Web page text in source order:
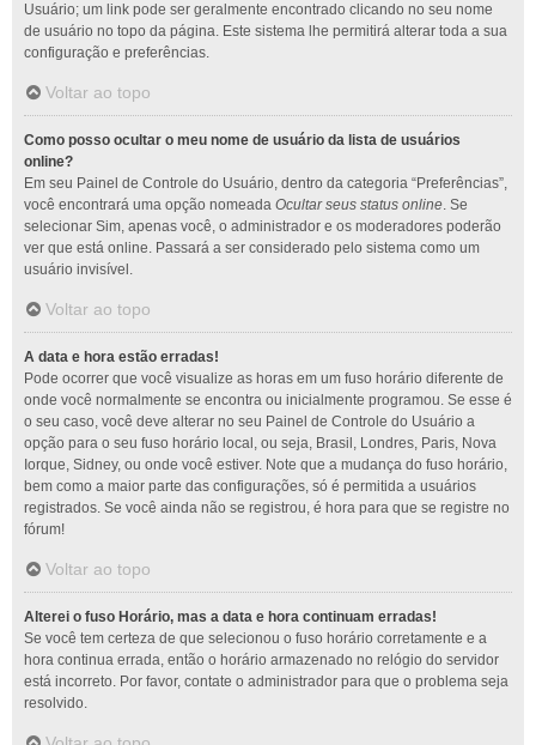
Usuário; um link pode ser geralmente encontrado clicando no seu nome
de usuário no topo da página. Este sistema lhe permitirá alterar toda a sua
configuração e preferências.
Voltar ao topo
Como posso ocultar o meu nome de usuário da lista de usuários
online?
Em seu Painel de Controle do Usuário, dentro da categoria “Preferências”,
você encontrará uma opção nomeada Ocultar seus status online. Se
selecionar Sim, apenas você, o administrador e os moderadores poderão
ver que está online. Passará a ser considerado pelo sistema como um
usuário invisível.
Voltar ao topo
A data e hora estão erradas!
Pode ocorrer que você visualize as horas em um fuso horário diferente de
onde você normalmente se encontra ou inicialmente programou. Se esse é
o seu caso, você deve alterar no seu Painel de Controle do Usuário a
opção para o seu fuso horário local, ou seja, Brasil, Londres, Paris, Nova
Iorque, Sidney, ou onde você estiver. Note que a mudança do fuso horário,
bem como a maior parte das configurações, só é permitida a usuários
registrados. Se você ainda não se registrou, é hora para que se registre no
fórum!
Voltar ao topo
Alterei o fuso Horário, mas a data e hora continuam erradas!
Se você tem certeza de que selecionou o fuso horário corretamente e a
hora continua errada, então o horário armazenado no relógio do servidor
está incorreto. Por favor, contate o administrador para que o problema seja
resolvido.